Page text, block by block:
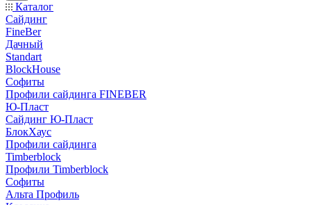
Каталог
Сайдинг
FineBer
Дачный
Standart
BlockHouse
Софиты
Профили сайдинга FINEBER
Ю-Пласт
Сайдинг Ю-Пласт
БлокХаус
Профили сайдинга
Timberblock
Профили Timberblock
Софиты
Альта Профиль